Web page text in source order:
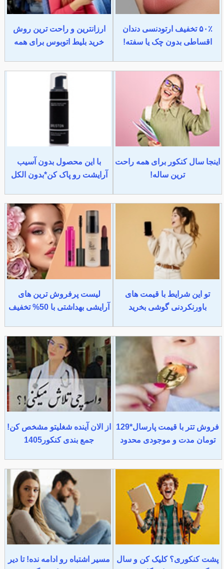
۵۰٪ تخفیف ارتودنسی دندان
اقساطی بدون چک یا سفته!
ارزانترین و راحت ترین روش
خرید بلیط اتوبوس برای همه
اینجا سال کنکور برای همه راحت
ترین ساله!
با این محصول بدون آسیب
آرایشت رو پاک کن*بدون الکل
تو این شرایط با قیمت های
باورنکردنی گوشی بخرید
لیست پرفروش ترین های
آرایشی بهداشتی با 50% تخفیف
فروش تتر با قیمت پارسال*129
تومان مدت و موجودی محدود
از الان آینده شغلیتو مشخص کن!
جمع بندی کنکور1405
پشت کنکوری؟ کلیک کن و سال
مسیر اشتباه رو ادامه نده! تا دیر